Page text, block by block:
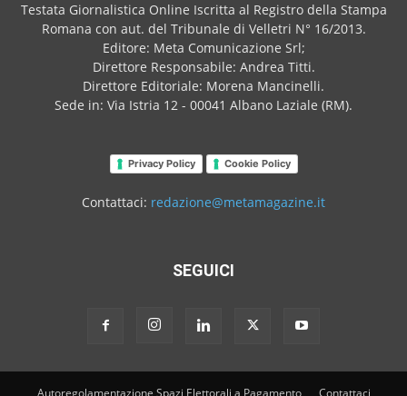
Testata Giornalistica Online Iscritta al Registro della Stampa
Romana con aut. del Tribunale di Velletri N° 16/2013.
Editore: Meta Comunicazione Srl;
Direttore Responsabile: Andrea Titti.
Direttore Editoriale: Morena Mancinelli.
Sede in: Via Istria 12 - 00041 Albano Laziale (RM).
Privacy Policy Cookie Policy
Contattaci: redazione@metamagazine.it
SEGUICI